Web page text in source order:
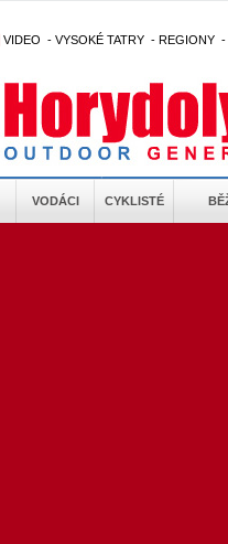
VIDEO - VYSOKÉ TATRY - REGIONY -
VODÁCI CYKLISTÉ